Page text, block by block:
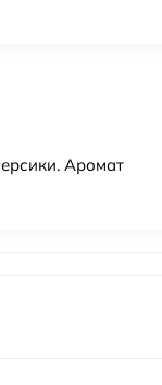
Аромат